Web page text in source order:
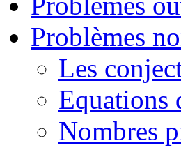
Problèmes
Les
Equations
Nombres